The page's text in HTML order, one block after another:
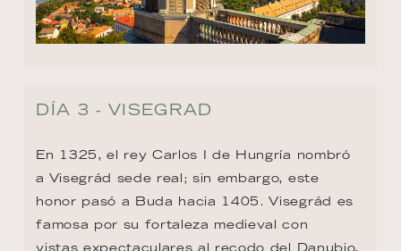
DÍA 3 - VISEGRAD
En 1325, el rey Carlos I de Hungría nombró
a Visegrád sede real; sin embargo, este
honor pasó a Buda hacia 1405. Visegrád es
famosa por su fortaleza medieval con
vistas expectaculares al recodo del Danubio,